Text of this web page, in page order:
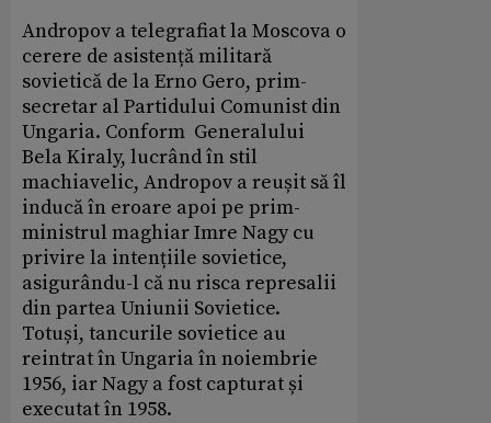
Andropov a telegrafiat la Moscova o
cerere de asistență militară
sovietică de la Erno Gero, prim-
secretar al Partidului Comunist din
Ungaria. Conform Generalului
Bela Kiraly, lucrând în stil
machiavelic, Andropov a reușit să îl
inducă în eroare apoi pe prim-
ministrul maghiar Imre Nagy cu
privire la intențiile sovietice,
asigurându-l că nu risca represalii
din partea Uniunii Sovietice.
Totuși, tancurile sovietice au
reintrat în Ungaria în noiembrie
1956, iar Nagy a fost capturat și
executat în 1958.